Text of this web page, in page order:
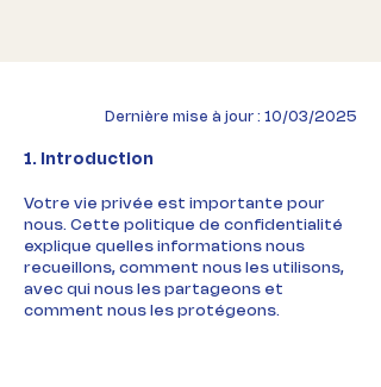
Dernière mise à jour : 10/03/2025
1. Introduction
Votre vie privée est importante pour
nous. Cette politique de confidentialité
explique quelles informations nous
recueillons, comment nous les utilisons,
avec qui nous les partageons et
comment nous les protégeons.